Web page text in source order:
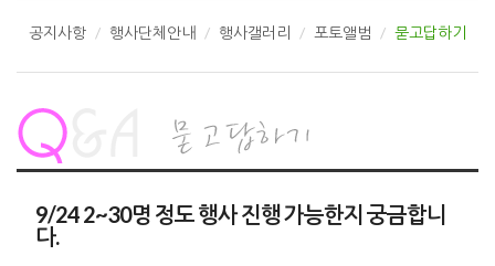
공지사항 행사단체안내 행사갤러리 포토앨범 묻고답하기
9/24 2~30명 정도 행사 진행 가능한지 궁금합니
다.